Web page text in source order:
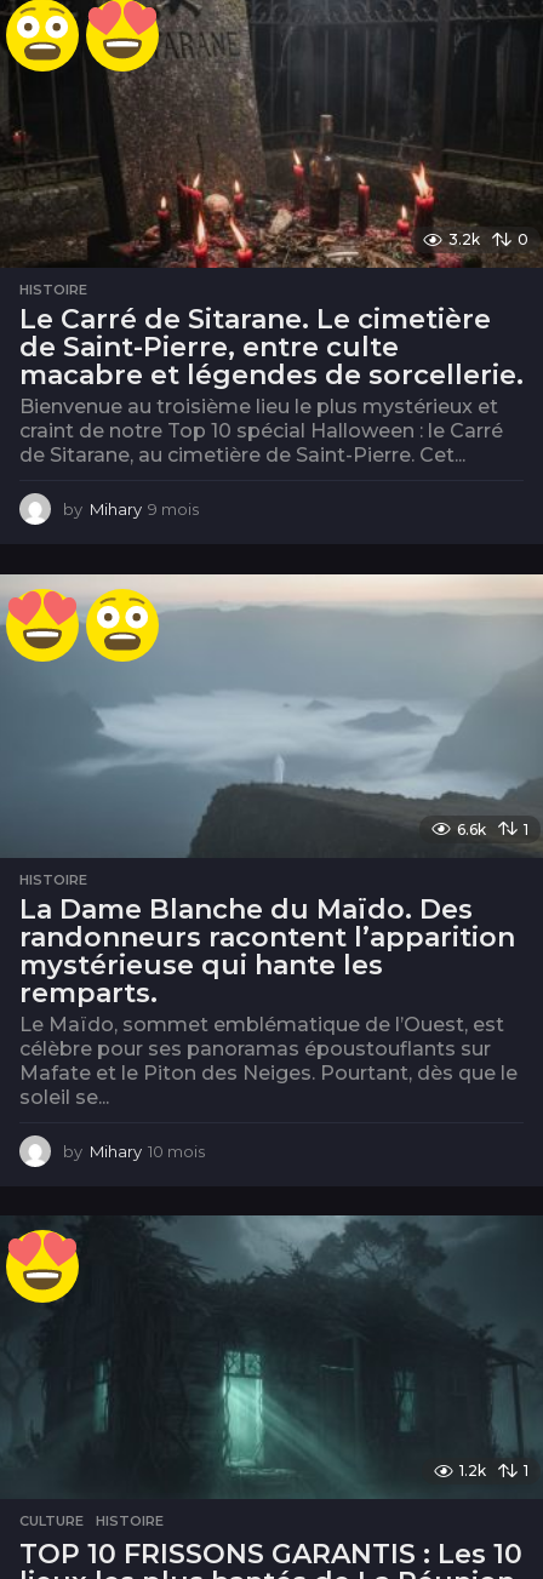
s
3.2k 0
HISTOIRE
Le Carré de Sitarane. Le cimetière
de Saint-Pierre, entre culte
macabre et légendes de sorcellerie.
Bienvenue au troisième lieu le plus mystérieux et
craint de notre Top 10 spécial Halloween : le Carré
de Sitarane, au cimetière de Saint-Pierre. Cet...
by Mihary 9 mois
i
s
6.6k 1
HISTOIRE
La Dame Blanche du Maïdo. Des
randonneurs racontent l’apparition
mystérieuse qui hante les
remparts.
Le Maïdo, sommet emblématique de l’Ouest, est
célèbre pour ses panoramas époustouflants sur
Mafate et le Piton des Neiges. Pourtant, dès que le
soleil se...
by Mihary 10 mois
o
s
1.2k 1
CULTURE ,HISTOIRE
TOP 10 FRISSONS GARANTIS : Les 10